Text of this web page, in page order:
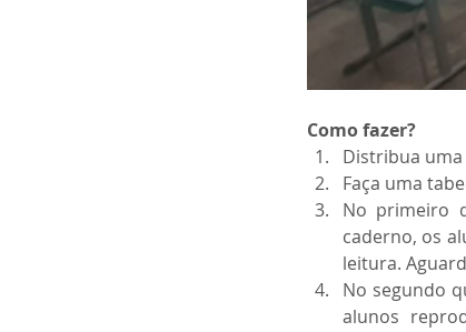
Como fazer?
Distribua
Faça uma
No primeiro
caderno, os
leitura.
No segundo
alunos